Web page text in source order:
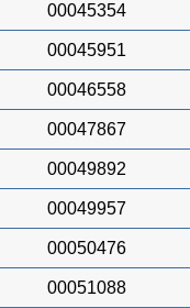
00045354
00045951
00046558
00047867
00049892
00049957
00050476
00051088